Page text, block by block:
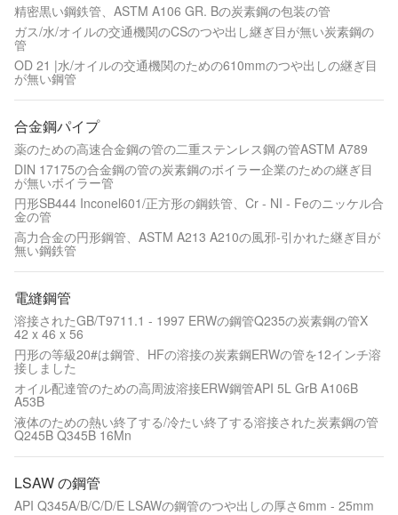
精密黒い鋼鉄管、ASTM A106 GR. Bの炭素鋼の包装の管
ガス/水/オイルの交通機関のCSのつや出し継ぎ目が無い炭素鋼の
管
OD 21 |水/オイルの交通機関のための610mmのつや出しの継ぎ目
が無い鋼管
合金鋼パイプ
薬のための高速合金鋼の管の二重ステンレス鋼の管ASTM A789
DIN 17175の合金鋼の管の炭素鋼のボイラー企業のための継ぎ目
が無いボイラー管
円形SB444 Inconel601/正方形の鋼鉄管、Cr - NI - Feのニッケル合
金の管
高力合金の円形鋼管、ASTM A213 A210の風邪-引かれた継ぎ目が
無い鋼鉄管
電縫鋼管
溶接されたGB/T9711.1 - 1997 ERWの鋼管Q235の炭素鋼の管X
42 x 46 x 56
円形の等級20#は鋼管、HFの溶接の炭素鋼ERWの管を12インチ溶
接しました
オイル配達管のための高周波溶接ERW鋼管API 5L GrB A106B
A53B
液体のための熱い終了する/冷たい終了する溶接された炭素鋼の管
Q245B Q345B 16Mn
LSAW の鋼管
API Q345A/B/C/D/E LSAWの鋼管のつや出しの厚さ6mm - 25mm